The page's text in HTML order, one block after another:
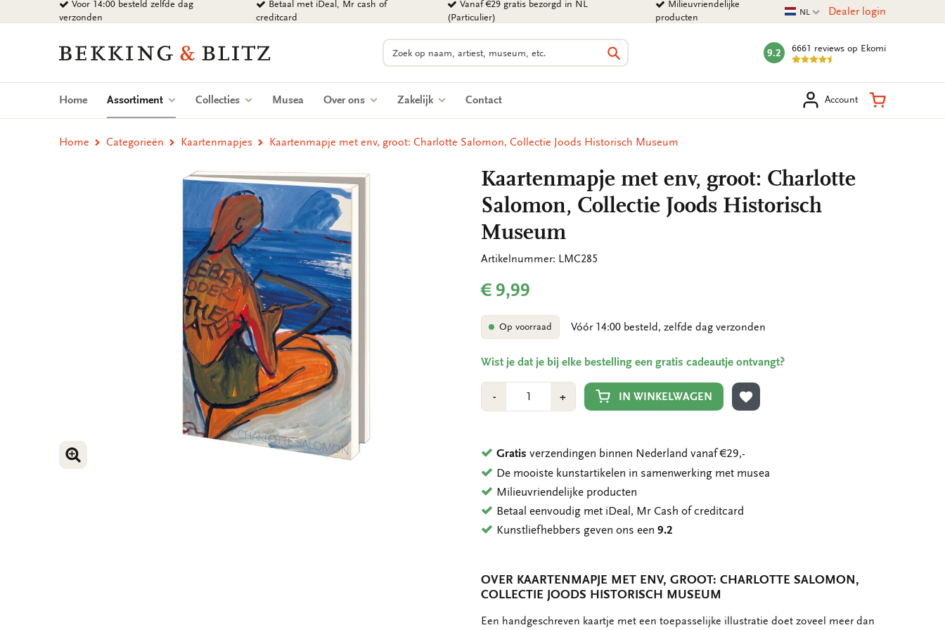
naar
Voor 14:00 besteld zelfde dag
verzonden
Betaal met iDeal, Mr cash of
creditcard
Vanaf €29 gratis bezorgd in NL
(Particulier)
Milieuvriendelijke
producten
Huidige taal
NL Dealer login
Bekking
Blitz
Uitgevers
Zoeken
Zoeken
mark:
9.2 6661 reviews op Ekomi
Home Assortiment (current)Collecties Musea Over ons Zakelijk Contact Account Winkelmand
Home Categorieën Kaartenmapjes Kaartenmapje met env, groot: Charlotte Salomon, Collectie Joods Historisch Museum
VERGROOT AFBEELDING
Kaartenmapje met env, groot: Charlotte
Salomon, Collectie Joods Historisch
Museum
Artikelnummer: LMC285
€ 9,99
Op voorraad Vóór 14:00 besteld, zelfde dag verzonden
Wist je dat je bij elke bestelling een gratis cadeautje ontvangt?
-Min
1
+Plus
1
IN WINKELWAGEN
TOEVOEGEN AAN VERLANGLIJST
Gratis verzendingen binnen Nederland vanaf €29,-
De mooiste kunstartikelen in samenwerking met musea
Milieuvriendelijke producten
Betaal eenvoudig met iDeal, Mr Cash of creditcard
Kunstliefhebbers geven ons een9.2
OVER KAARTENMAPJE MET ENV, GROOT: CHARLOTTE SALOMON,
COLLECTIE JOODS HISTORISCH MUSEUM
OMSCHRIJVING
Een handgeschreven kaartje met een toepasselijke illustratie doet zoveel meer dan